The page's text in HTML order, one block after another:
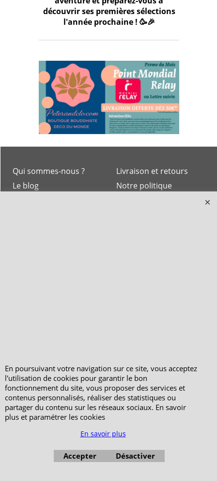
découvrir ses premières sélections
l'année prochaine ! 🥳🎉
Livraison et retours
Notre politique
Qui sommes-nous ?
Le blog
En poursuivant votre navigation sur ce site, vous acceptez
l'utilisation de cookies pour garantir le bon
fonctionnement du site, vous proposer des services et
contenus personnalisés, réaliser des statistiques ou
partager du contenu sur les réseaux sociaux. En savoir
plus et paramétrer les cookies
En savoir plus
Accepter Désactiver